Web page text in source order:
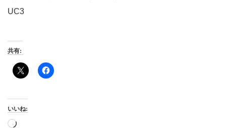
UC3
共有:
いいね:
読